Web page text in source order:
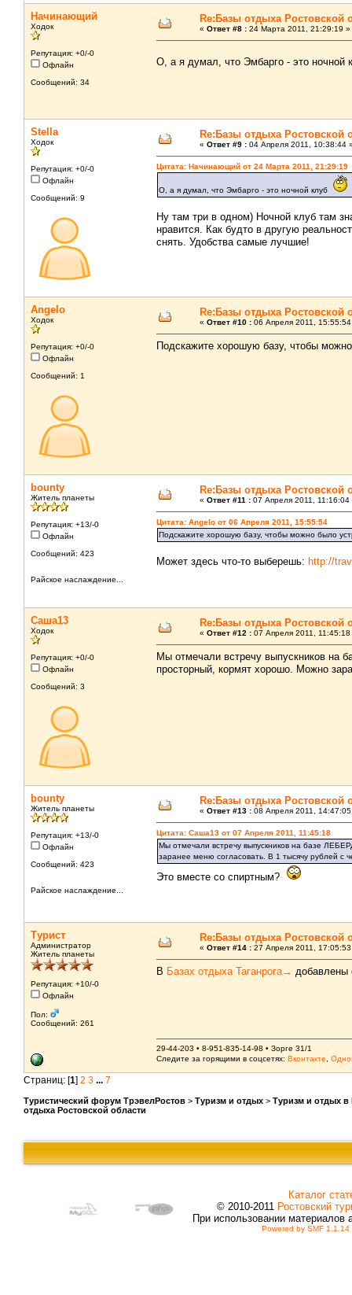
Начинающий
Ходок
Репутация: +0/-0
Офлайн
Сообщений: 34
Re:Базы отдыха Ростовской
« Ответ #8 : 24 Марта 2011, 21:29:19 »
О, а я думал, что Эмбарго - это ночной
Stella
Ходок
Репутация: +0/-0
Офлайн
Сообщений: 9
Re:Базы отдыха Ростовской
« Ответ #9 : 04 Апреля 2011, 10:38:44
Цитата: Начинающий от 24 Марта 2011, 21:29:19
О, а я думал, что Эмбарго - это ночной клуб
Ну там три в одном) Ночной клуб там
нравится. Как будто в другую
снять. Удобства самые лучшие!
Angelo
Ходок
Репутация: +0/-0
Офлайн
Сообщений: 1
Re:Базы отдыха Ростовской
« Ответ #10 : 06 Апреля 2011,
Подскажите хорошую базу, чтобы
bounty
Житель планеты
Репутация: +13/-0
Офлайн
Сообщений: 423
Райское наслаждение...
Re:Базы отдыха Ростовской
« Ответ #11 : 07 Апреля 2011, 11:16:04
Цитата: Angelo от 06 Апреля 2011, 15:55:54
Подскажите хорошую базу, чтобы можно было
Может здесь что-то выберешь: http://
Саша13
Ходок
Репутация: +0/-0
Офлайн
Сообщений: 3
Re:Базы отдыха Ростовской
« Ответ #12 : 07 Апреля 2011, 11:45:18
Мы отмечали встречу выпускников на
просторный, кормят хорошо. Можно
bounty
Житель планеты
Репутация: +13/-0
Офлайн
Сообщений: 423
Райское наслаждение...
Re:Базы отдыха Ростовской
« Ответ #13 : 08 Апреля 2011,
Цитата: Саша13 от 07 Апреля 2011, 11:45:18
Мы отмечали встречу выпускников на базе
заранее меню согласовать. В 1 тысячу рублей с
Это вместе со спиртным?
Турист
Администратор
Житель планеты
Репутация: +10/-0
Офлайн
Пол:
Сообщений: 261
Re:Базы отдыха Ростовской
« Ответ #14 : 27 Апреля 2011,
В Базах отдыха Таганрога→ добавлены
29-44-203 • 8-951-835-14-98 • Зорге 31/1
Следите за горящими в соцсетях: Вконтакте
Страниц: [1] 2 3 ... 7
Туристический форум ТрэвелРостов > Туризм и отдых > Туризм и отдых в
отдыха Ростовской области
Каталог
© 2010-2011 Ростовский
При использовании материалов
Powered by SMF 1.1.14